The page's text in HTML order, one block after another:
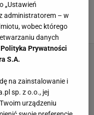
prosty jak tylko
tylko łatwe porady
„Ustawień
administratorem – w
wobec którego
danych
Polityka Prywatności
S.A.
na zainstalowanie i
sp. z o.o., jej
urządzeniu